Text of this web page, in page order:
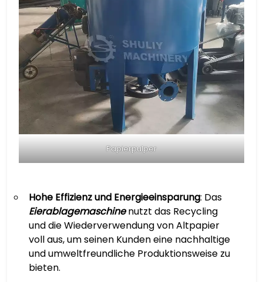
Papierpulper
Hohe Effizienz und Energieeinsparung: Das
Eierablagemaschinenutzt das Recycling
und die Wiederverwendung von Altpapier
voll aus, um seinen Kunden eine nachhaltige
und umweltfreundliche Produktionsweise zu
bieten.